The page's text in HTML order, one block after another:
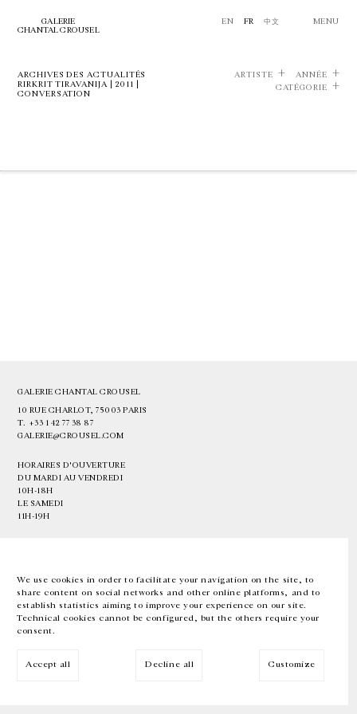
We use cookies in order to facilitate your navigation on the site, to
share content on social networks and other online platforms, and to
establish statistics aiming to improve your experience on our site.
Technical cookies cannot be configured, but the others require your
consent.
Accept all Decline all Customize
GALERIE
CHANTAL CROUSEL
EN FR 中文 MENU
ARCHIVES DES ACTUALITÉS
RIRKRIT TIRAVANIJA | 2011 |
CONVERSATION
ARTISTE
ANNÉE
CATÉGORIE
GALERIE CHANTAL CROUSEL
10 RUE CHARLOT, 75003 PARIS
T. +33 1 42 77 38 87
GALERIE@CROUSEL.COM
HORAIRES D'OUVERTURE
DU MARDI AU VENDREDI
10H-18H
LE SAMEDI
11H-19H
EN FR 中文 Facebook Instagram
Inscrivez-vous à notre newsletter